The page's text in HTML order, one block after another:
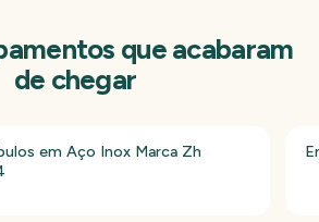
que acabaram
de chegar
em Aço Inox Marca Zh